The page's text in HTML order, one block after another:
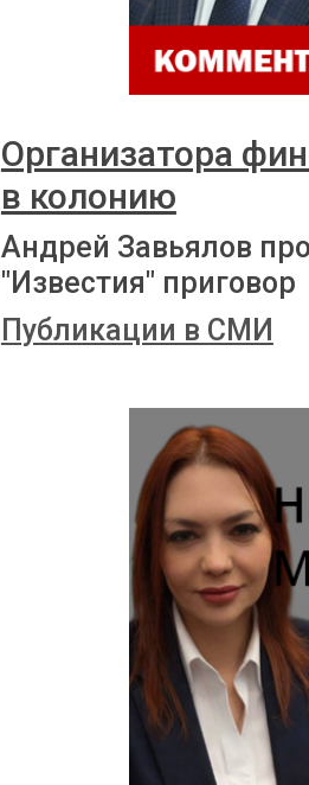
Организатора
в колонию
Андрей Завьялов
"Известия" приговор
Публикации в СМИ